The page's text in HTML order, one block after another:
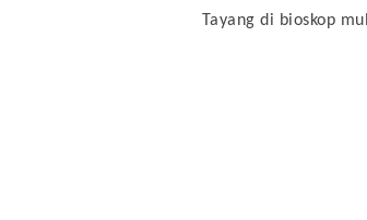
Tayang di bioskop